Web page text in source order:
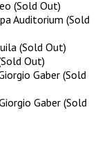
(Sold Out)
Auditorium (Sold
(Sold Out)
Out)
Gaber (Sold
Gaber (Sold